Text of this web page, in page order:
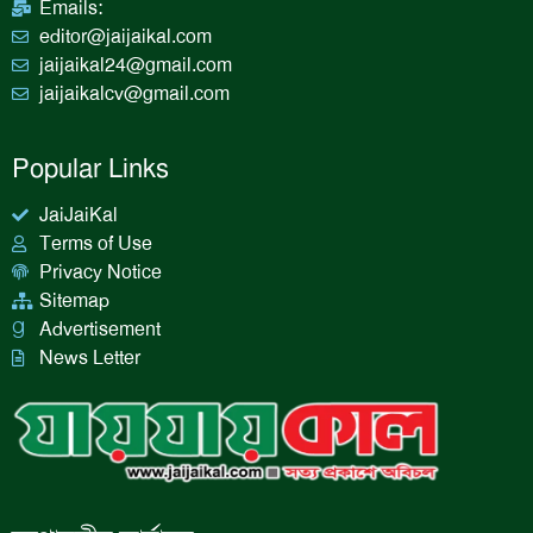
Emails:
editor@jaijaikal.com
jaijaikal24@gmail.com
jaijaikalcv@gmail.com
Popular Links
JaiJaiKal
Terms of Use
Privacy Notice
Sitemap
Advertisement
News Letter